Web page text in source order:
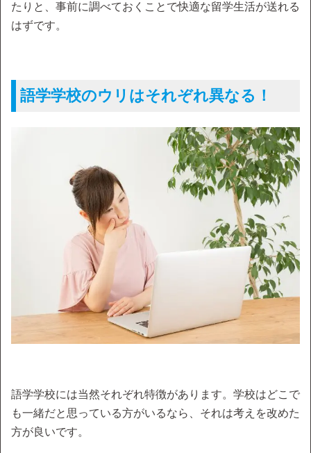
たりと、事前に調べておくことで快適な留学生活が送れる
はずです。
語学学校のウリはそれぞれ異なる！
語学学校には当然それぞれ特徴があります。学校はどこで
も一緒だと思っている方がいるなら、それは考えを改めた
方が良いです。